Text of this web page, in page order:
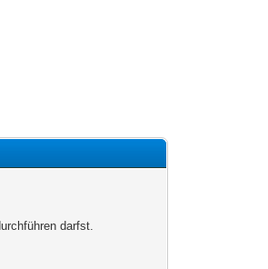
darfst.